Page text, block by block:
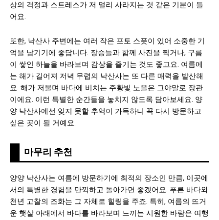
상의 걱정과 스트레스가 저 멀리 사라지는 것 같은 기분이 들
어요.
또한, 낙산사 주변에는 여러 작은 포토 스폿이 있어 소중한 기
억을 남기기에 좋답니다. 장승들과 함께 사진을 찍거나, 구름
이 쌓인 하늘을 바라보며 감상을 즐기는 것도 좋고요. 여름에
는 해가 길어져 저녁 무렵의 낙산사는 또 다른 매력을 발산해
요. 해가 저물며 바다에 비치는 주황빛 노을은 그야말로 장관
이에요. 이런 특별한 순간들을 놓치지 않도록 담아보세요. 양
양 낙산사에선 잊지 못할 추억이 가득하니 꼭 다시 방문하고
싶은 곳이 될 거예요.
마무리 추천
양양 낙산사는 여름에 방문하기에 최적의 장소인 만큼, 이곳에
서의 특별한 경험을 만끽하고 돌아가면 좋겠어요. 푸른 바다와
천년 고찰의 조화는 그 자체로 힐링을 주죠. 특히, 여름의 뜨거
운 햇살 아래에서 바다를 바라보며 느끼는 시원한 바람은 여행